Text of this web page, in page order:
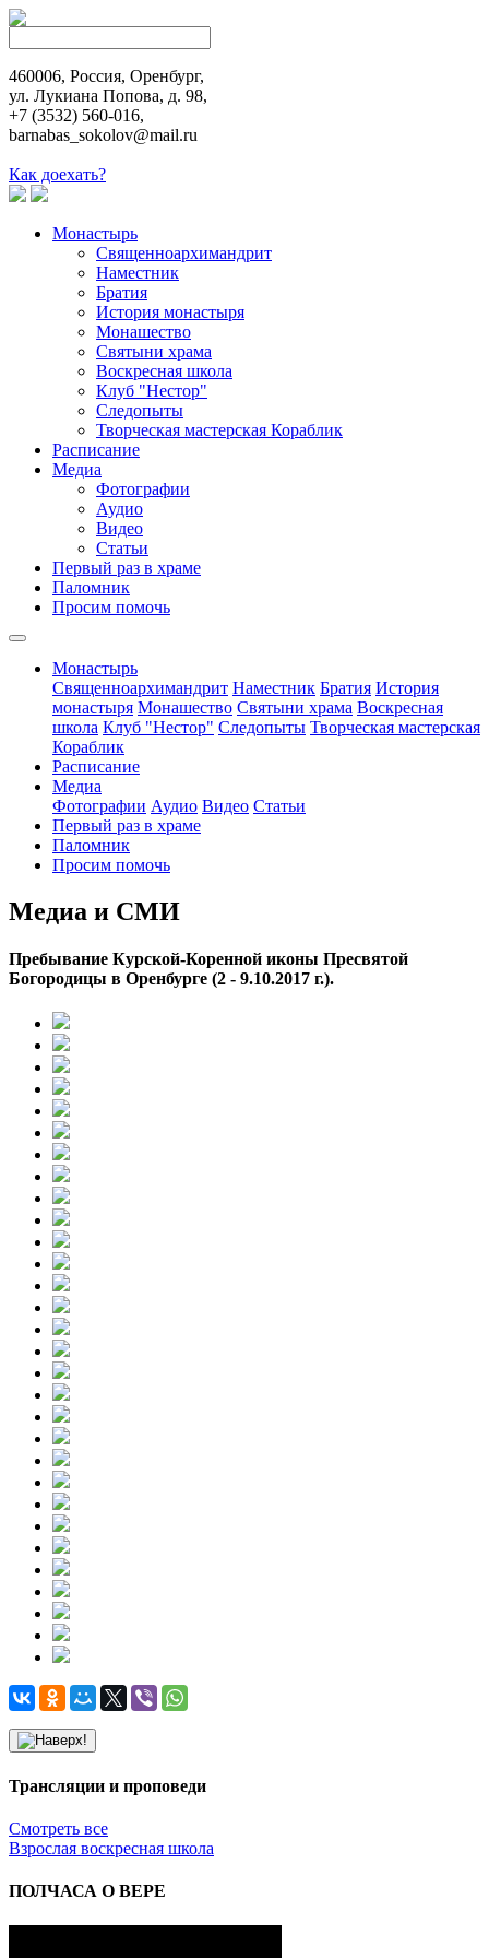
460006, Россия, Оренбург,
ул. Лукиана Попова, д. 98,
+7 (3532) 560-016,
barnabas_sokolov@mail.ru
Как доехать?
Монастырь
Священноархимандрит
Наместник
Братия
История монастыря
Монашество
Cвятыни храма
Воскресная школа
Клуб "Нестор"
Следопыты
Творческая мастерская Кораблик
Расписание
Медиа
Фотографии
Аудио
Видео
Статьи
Первый раз в храме
Паломник
Просим помочь
Монастырь
Священноархимандрит Наместник Братия История
монастыря Монашество Cвятыни храма Воскресная
школа Клуб "Нестор" Следопыты Творческая мастерская
Кораблик
Расписание
Медиа
Фотографии Аудио Видео Статьи
Первый раз в храме
Паломник
Просим помочь
Медиа и СМИ
Пребывание Курской-Коренной иконы Пресвятой
Богородицы в Оренбурге (2 - 9.10.2017 г.).
Трансляции и проповеди
Смотреть все
Взрослая воскресная школа
ПОЛЧАСА О ВЕРЕ